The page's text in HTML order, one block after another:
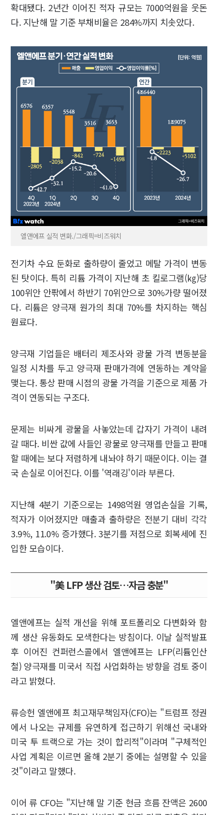
확대됐다. 2년간 이어진 적자 규모는 7000억원을 웃돈
다. 지난해 말 기준 부채비율은 284%까지 치솟았다.
엘앤에프 실적 변화./그래픽=비즈워치
전기차 수요 둔화로 출하량이 줄었고 메탈 가격이 변동
된 탓이다. 특히 리튬 가격이 지난해 초 킬로그램(㎏)당
100위안 안팎에서 하반기 70위안으로 30%가량 떨어졌
다. 리튬은 양극재 원가의 최대 70%를 차지하는 핵심
원료다.
양극재 기업들은 배터리 제조사와 광물 가격 변동분을
일정 시차를 두고 양극재 판매가격에 연동하는 계약을
맺는다. 통상 판매 시점의 광물 가격을 기준으로 제품 가
격이 연동되는 구조다.
문제는 비싸게 광물을 사놓았는데 갑자기 가격이 내려
갈 때다. 비싼 값에 사들인 광물로 양극재를 만들고 판매
할 때에는 보다 저렴하게 내놔야 하기 때문이다. 이는 결
국 손실로 이어진다. 이를 '역래깅'이라 부른다.
지난해 4분기 기준으로는 1498억원 영업손실을 기록,
적자가 이어졌지만 매출과 출하량은 전분기 대비 각각
3.9%, 11.0% 증가했다. 3분기를 저점으로 회복세에 진
입한 모습이다.
"美 LFP 생산 검토…자금 충분"
엘앤에프는 실적 개선을 위해 포트폴리오 다변화와 함
께 생산 유동화도 모색한다는 방침이다. 이날 실적발표
후 이어진 컨퍼런스콜에서 엘앤에프는 LFP(리튬인산
철) 양극재를 미국서 직접 사업화하는 방향을 검토 중이
라고 밝혔다.
류승헌 엘앤에프 최고재무책임자(CFO)는 "트럼프 정권
에서 나오는 규제를 유연하게 접근하기 위해선 국내와
미국 투 트랙으로 가는 것이 합리적"이라며 "구체적인
사업 계획은 이르면 올해 2분기 중에는 설명할 수 있을
것"이라고 말했다.
이어 류 CFO는 "지난해 말 기준 현금 흐름 잔액은 2600